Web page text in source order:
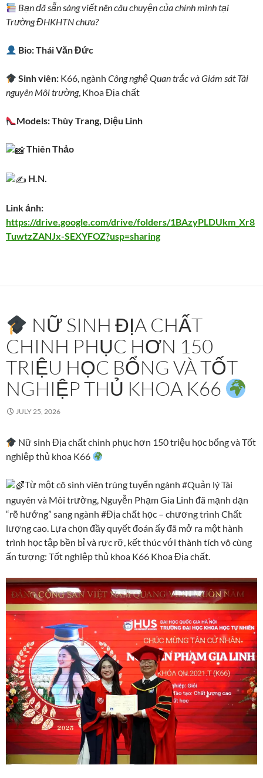
Bạn đã sẵn sàng viết nên câu chuyện của chính mình tại
Trường ĐHKHTN chưa?
Bio: Thái Văn Đức
Sinh viên: K66, ngànhCông nghệ Quan trắc và Giám sát Tài
nguyên Môi trường, Khoa Địa chất
Models: Thùy Trang, Diệu Linh
Thiên Thảo
H.N.
Link ảnh:
https://drive.google.com/drive/folders/1BAzyPLDUkm_Xr8
TuwtzZANJx-SEXYFOZ?usp=sharing
NỮ SINH ĐỊA CHẤT
CHINH PHỤC HƠN 150
TRIỆU HỌC BỔNG VÀ TỐT
NGHIỆP THỦ KHOA K66
JULY 25, 2026
Nữ sinh Địa chất chinh phục hơn 150 triệu học bổng và Tốt
nghiệp thủ khoa K66
Từ một cô sinh viên trúng tuyển ngành #Quản lý Tài
nguyên và Môi trường, Nguyễn Phạm Gia Linh đã mạnh dạn
“rẽ hướng” sang ngành #Địa chất học – chương trình Chất
lượng cao. Lựa chọn đầy quyết đoán ấy đã mở ra một hành
trình học tập bền bỉ và rực rỡ, kết thúc với thành tích vô cùng
ấn tượng: Tốt nghiệp thủ khoa K66 Khoa Địa chất.